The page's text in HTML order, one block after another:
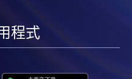
程式